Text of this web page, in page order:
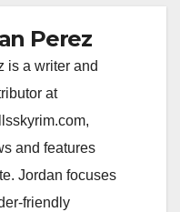
Perez
is a writer and
at
and features
Jordan focuses
friendly